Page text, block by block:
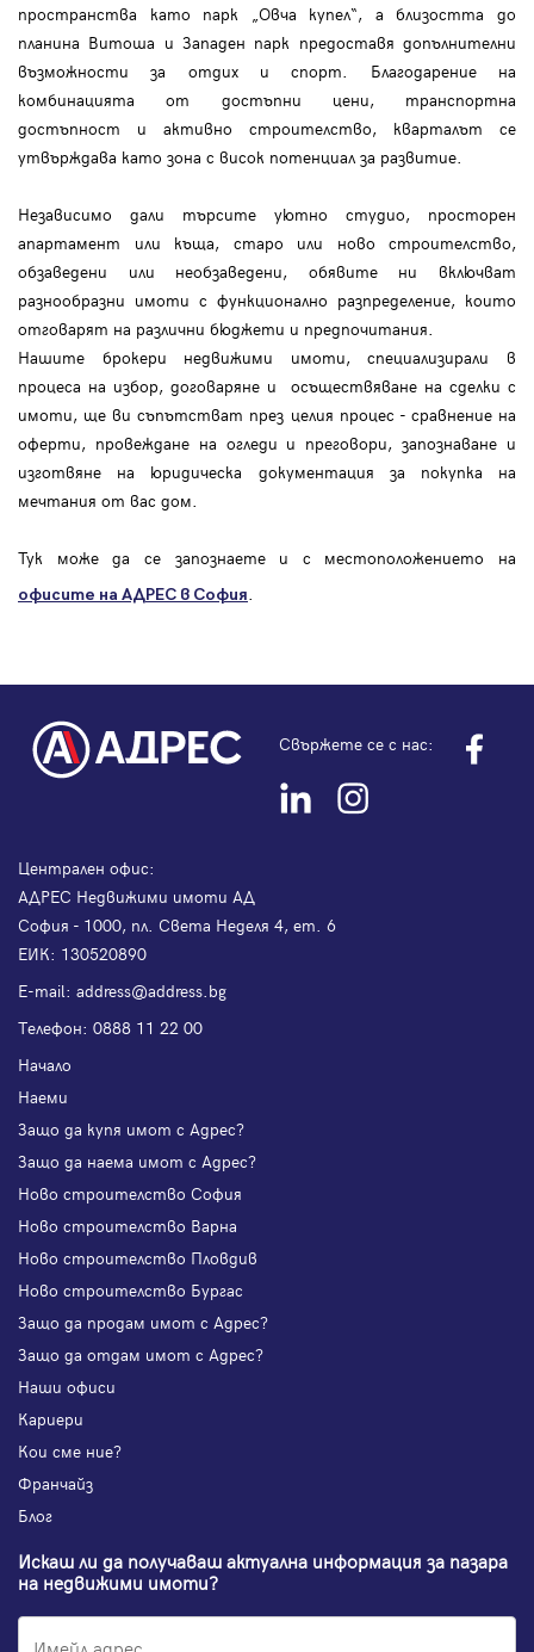
пространства като парк „Овча купел“, а близостта до
планина Витоша и Западен парк предоставя допълнителни
възможности за отдих и спорт. Благодарение на
комбинацията от достъпни цени, транспортна
достъпност и активно строителство, кварталът се
утвърждава като зона с висок потенциал за развитие.
Независимо дали търсите уютно студио, просторен
апартамент или къща, старо или ново строителство,
обзаведени или необзаведени, обявите ни включват
разнообразни имоти с функционално разпределение, които
отговарят на различни бюджети и предпочитания.
Нашите брокери недвижими имоти, специализирали в
процеса на избор, договаряне и осъществяване на сделки с
имоти, ще ви съпътстват през целия процес - сравнение на
оферти, провеждане на огледи и преговори, запознаване и
изготвяне на юридическа документация за покупка на
мечтания от вас дом.
Тук може да се запознаете и с местоположението на
офисите на АДРЕС в София
Свържете се с нас:
Централен офис:
АДРЕС Недвижими имоти АД
София - 1000, пл. Света Неделя 4, ет. 6
ЕИК: 130520890
Е-mail: address@address.bg
Телефон: 0888 11 22 00
Начало
Наеми
Защо да купя имот с Адрес?
Защо да наема имот с Адрес?
Ново строителство София
Ново строителство Варна
Ново строителство Пловдив
Ново строителство Бургас
Защо да продам имот с Адрес?
Защо да отдам имот с Адрес?
Наши офиси
Кариери
Кои сме ние?
Франчайз
Блог
Искаш ли да получаваш актуална информация за пазара
на недвижими имоти?